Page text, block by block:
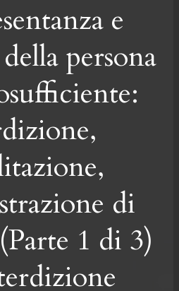
e
persona
di
1 di 3)